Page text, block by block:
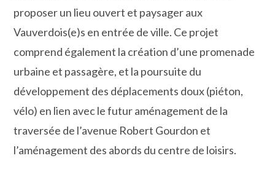
proposer un lieu ouvert et paysager aux
Vauverdois(e)s en entrée de ville. Ce projet
comprend également la création d’une promenade
urbaine et passagère, et la poursuite du
développement des déplacements doux (piéton,
vélo) en lien avec le futur aménagement de la
traversée de l’avenue Robert Gourdon et
l’aménagement des abords du centre de loisirs.